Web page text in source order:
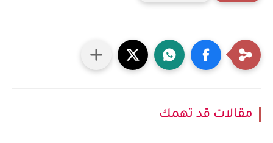
مقالات قد تهمك